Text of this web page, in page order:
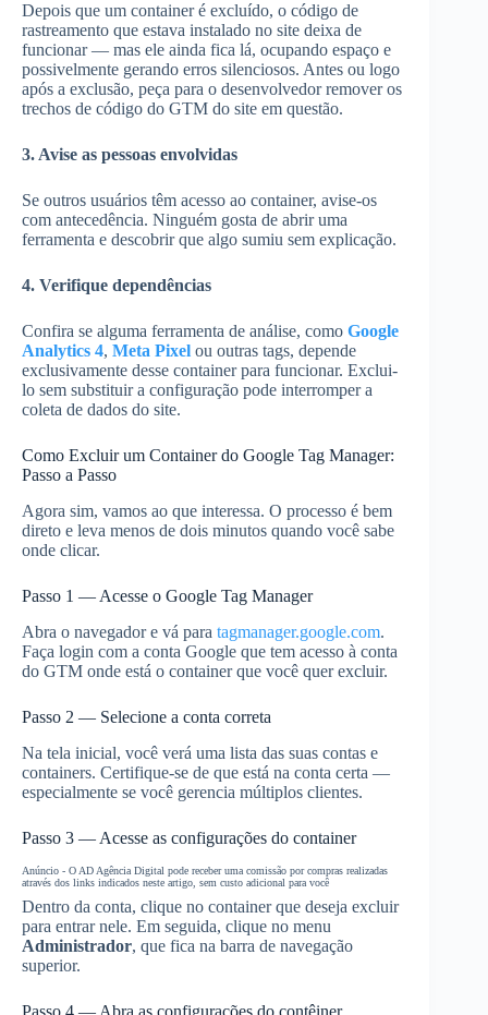
Depois que um container é excluído, o código de
rastreamento que estava instalado no site deixa de
funcionar — mas ele ainda fica lá, ocupando espaço e
possivelmente gerando erros silenciosos. Antes ou logo
após a exclusão, peça para o desenvolvedor remover os
trechos de código do GTM do site em questão.
3. Avise as pessoas envolvidas
Se outros usuários têm acesso ao container, avise-os
com antecedência. Ninguém gosta de abrir uma
ferramenta e descobrir que algo sumiu sem explicação.
4. Verifique dependências
Confira se alguma ferramenta de análise, como Google
Analytics 4, Meta Pixel ou outras tags, depende
exclusivamente desse container para funcionar. Exclui-
lo sem substituir a configuração pode interromper a
coleta de dados do site.
Como Excluir um Container do Google Tag Manager:
Passo a Passo
Agora sim, vamos ao que interessa. O processo é bem
direto e leva menos de dois minutos quando você sabe
onde clicar.
Passo 1 — Acesse o Google Tag Manager
Abra o navegador e vá para tagmanager.google.com.
Faça login com a conta Google que tem acesso à conta
do GTM onde está o container que você quer excluir.
Passo 2 — Selecione a conta correta
Na tela inicial, você verá uma lista das suas contas e
containers. Certifique-se de que está na conta certa —
especialmente se você gerencia múltiplos clientes.
Passo 3 — Acesse as configurações do container
Anúncio - O AD Agência Digital pode receber uma comissão por compras realizadas
através dos links indicados neste artigo, sem custo adicional para você
Dentro da conta, clique no container que deseja excluir
para entrar nele. Em seguida, clique no menu
Administrador, que fica na barra de navegação
superior.
Passo 4 — Abra as configurações do contêiner